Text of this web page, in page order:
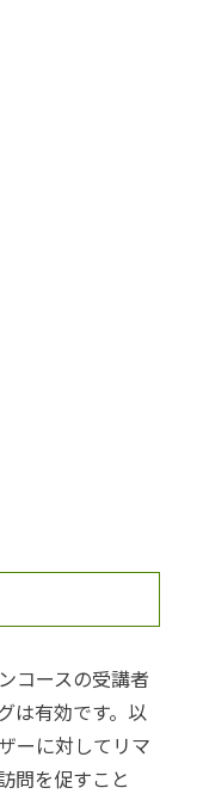
コースの受講者
は有効です。以
ーに対してリマ
問を促すこと